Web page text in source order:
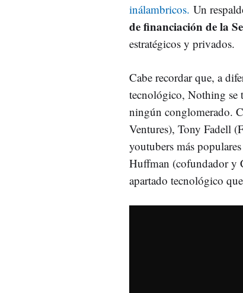
inálambricos. Un
de financiación de la
estratégicos y privados.
Cabe recordar que, a
tecnológico, Nothing se
ningún conglomerado.
Ventures), Tony Fadell
youtubers más
Huffman (cofundador y
apartado tecnológico